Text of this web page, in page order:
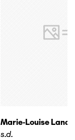
Marie-Louise
s.d.